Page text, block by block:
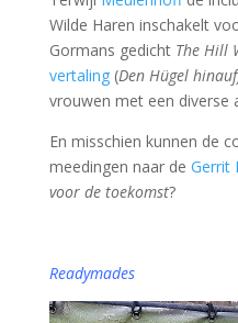
Wilde Haren inschakelt
Gormans gedicht The Hill
vertaling(Den Hügel
vrouwen met een diverse
En misschien kunnen de
meedingen naar de Gerrit
voor de toekomst?
Readymades